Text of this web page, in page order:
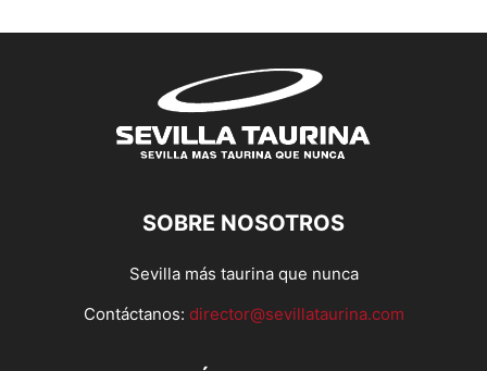
SOBRE NOSOTROS
Sevilla más taurina que nunca
Contáctanos: director@sevillataurina.com